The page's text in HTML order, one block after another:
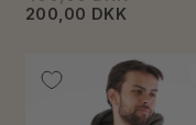
200,00 DKK